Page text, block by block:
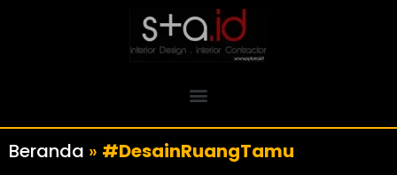
Beranda » #DesainRuangTamu